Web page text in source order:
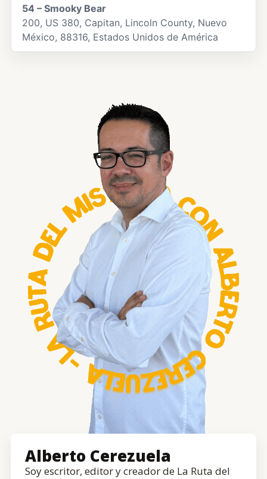
54 – Smooky Bear
200, US 380, Capitan, Lincoln County, Nuevo
México, 88316, Estados Unidos de América
Alberto Cerezuela
Soy escritor, editor y creador de La Ruta del